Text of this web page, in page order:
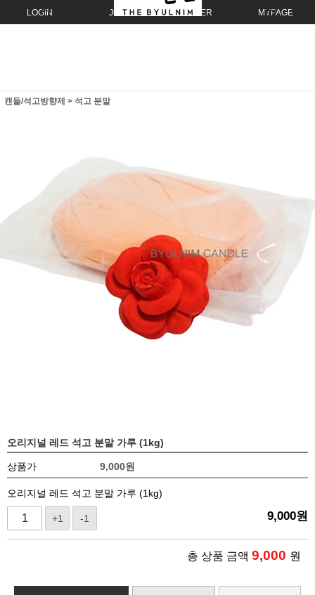
LOGIN JOIN ORDER MYPAGE
캔들/석고방향제 > 석고 분말
오리지널 레드 석고 분말 가루 (1kg)
상품가 9,000원
오리지널 레드 석고 분말 가루 (1kg)
+1 -1 9,000원
총 상품 금액 9,000 원